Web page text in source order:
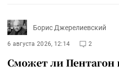
Борис Джерелиевский
6 августа 2026, 12:14 2
Сможет ли Пентагон